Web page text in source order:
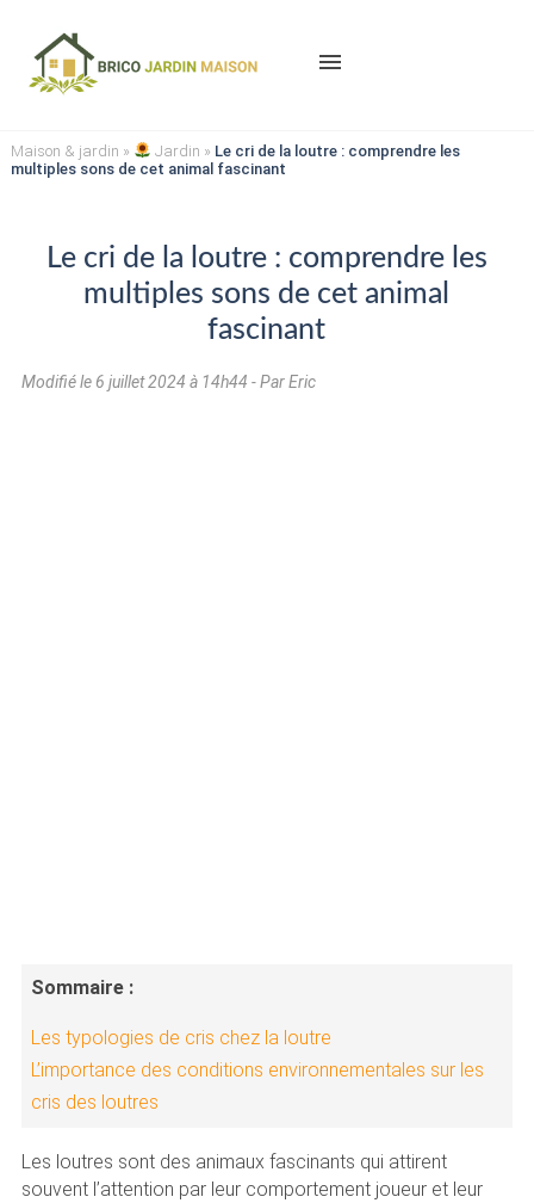
menu
Maison & jardin » Jardin » Le cri de la loutre : comprendre les
multiples sons de cet animal fascinant
Le cri de la loutre : comprendre les
multiples sons de cet animal
fascinant
Modifié le 6 juillet 2024 à 14h44 - Par Eric
Sommaire :
Les typologies de cris chez la loutre
L’importance des conditions environnementales sur les
cris des loutres
Les loutres sont des animaux fascinants qui attirent
souvent l’attention par leur comportement joueur et leur